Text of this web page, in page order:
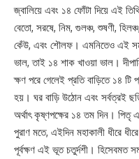
জ্বালিয়ে এবং ১৪ ফোঁটা দিয়ে এই
বেতো, সরষে, নিম, গুলঞ্চ, শুষণী,
কেঁউ, এবং শৌলফ। এমনিতেও এই
ভাল, তাই ১৪ শাক খাওয়া ভাল।
ক্ষণ পরে গেলেই প্রতি বাড়িতে ১৪ টি
হয়। ঘর বাড়ি উঠোন এবং সর্বত্রই
অর্থাৎ কৃষ্ণপক্ষের ১৪ তম দিন। পিতৃ
পুরাণ মতে, এইদিন মহাকালী ধীরে
পূর্বক্ষণ এই ভূত চতুর্দশী। হিসেবমত